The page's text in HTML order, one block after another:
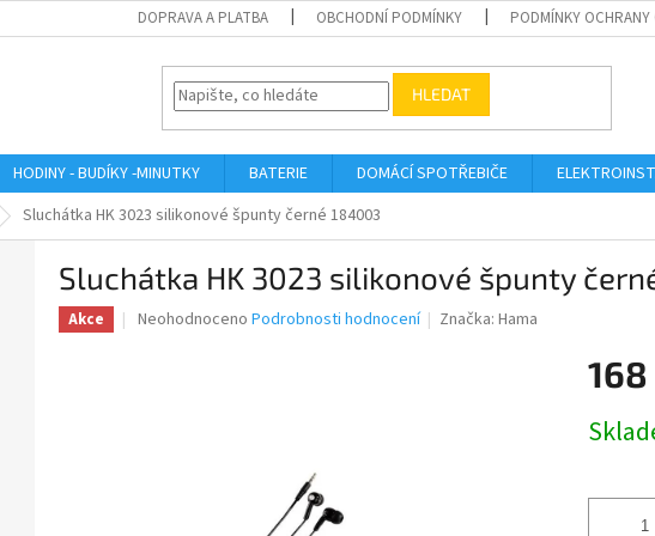
DOPRAVA A PLATBA OBCHODNÍ PODMÍNKY PODMÍNKY OCHRANY
HLEDAT
HODINY - BUDÍKY -MINUTKY BATERIE DOMÁCÍ SPOTŘEBIČE
Sluchátka HK 3023 silikonové špunty černé 184003
Sluchátka HK 3023 silikonové špunty
Akce
Průměrné
Neohodnoceno Podrobnosti hodnocení Značka:Hama
168
cena: